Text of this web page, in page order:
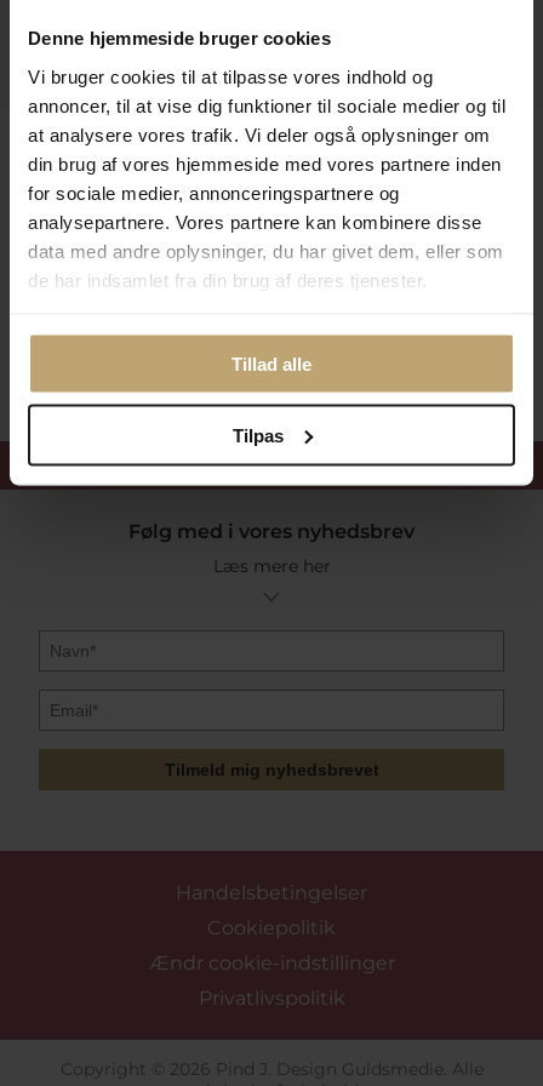
Denne hjemmeside bruger cookies
Vi bruger cookies til at tilpasse vores indhold og
annoncer, til at vise dig funktioner til sociale medier og til
at analysere vores trafik. Vi deler også oplysninger om
din brug af vores hjemmeside med vores partnere inden
for sociale medier, annonceringspartnere og
analysepartnere. Vores partnere kan kombinere disse
data med andre oplysninger, du har givet dem, eller som
de har indsamlet fra din brug af deres tjenester.
Tillad alle
Tilpas
Praktiske Sider
Leveringsmuligheder
Betalingsmuligheder
Få 15%velkomstrabat
Følg med i vores nyhedsbrev
Læs mere her
Tilmeld mig nyhedsbrevet
Handelsbetingelser
Cookiepolitik
Ændr cookie-indstillinger
Privatlivspolitik
Copyright © 2026 Pind J. Design Guldsmedie. Alle